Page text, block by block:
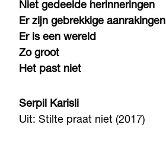
Niet gedeelde herinneringen
Er zijn gebrekkige aanrakingen
Er is een wereld
Zo groot
Het past niet
Serpil Karisli
Uit: Stilte praat niet (2017)